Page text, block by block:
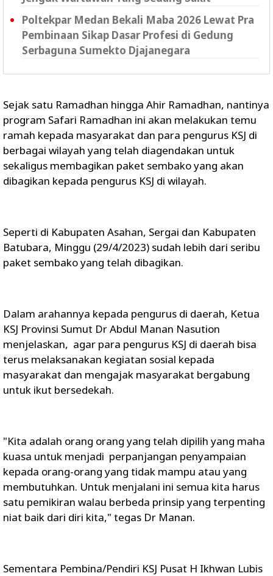
Poltekpar Medan Bekali Maba 2026 Lewat Pra
Pembinaan Sikap Dasar Profesi di Gedung
Serbaguna Sumekto Djajanegara
Sejak satu Ramadhan hingga Ahir Ramadhan, nantinya
program Safari Ramadhan ini akan melakukan temu
ramah kepada masyarakat dan para pengurus KSJ di
berbagai wilayah yang telah diagendakan untuk
sekaligus membagikan paket sembako yang akan
dibagikan kepada pengurus KSJ di wilayah.
Seperti di Kabupaten Asahan, Sergai dan Kabupaten
Batubara, Minggu (29/4/2023) sudah lebih dari seribu
paket sembako yang telah dibagikan.
Dalam arahannya kepada pengurus di daerah, Ketua
KSJ Provinsi Sumut Dr Abdul Manan Nasution
menjelaskan, agar para pengurus KSJ di daerah bisa
terus melaksanakan kegiatan sosial kepada
masyarakat dan mengajak masyarakat bergabung
untuk ikut bersedekah.
"Kita adalah orang orang yang telah dipilih yang maha
kuasa untuk menjadi perpanjangan penyampaian
kepada orang-orang yang tidak mampu atau yang
membutuhkan. Untuk menjalani ini semua kita harus
satu pemikiran walau berbeda prinsip yang terpenting
niat baik dari diri kita," tegas Dr Manan.
Sementara Pembina/Pendiri KSJ Pusat H Ikhwan Lubis